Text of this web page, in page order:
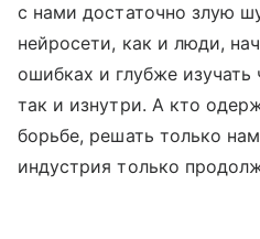
с нами достаточно злую
нейросети, как и люди,
ошибках и глубже изучать
так и изнутри. А кто
борьбе, решать только
индустрия только